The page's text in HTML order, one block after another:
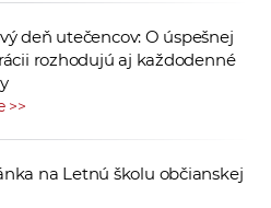
deň utečencov: O úspešnej
rozhodujú aj každodenné
>>
na Letnú školu občianskej